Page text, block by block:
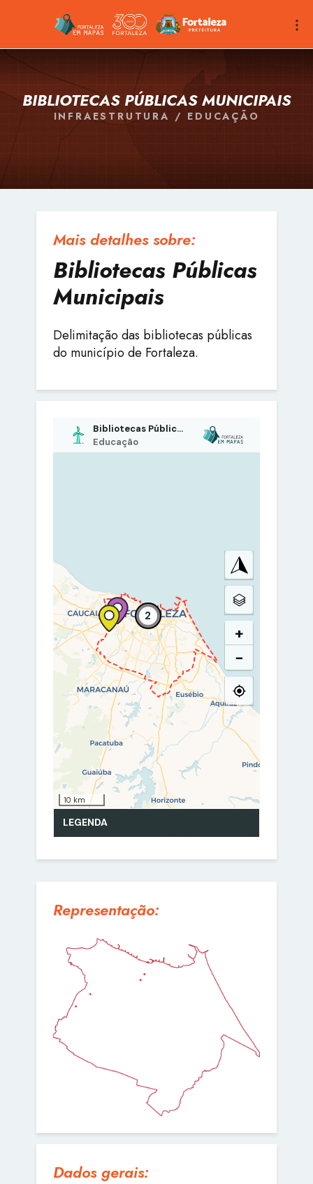
BIBLIOTECAS PÚBLICAS MUNICIPAIS
INFRAESTRUTURA / EDUCAÇÃO
Mais detalhes sobre:
Bibliotecas Públicas
Municipais
Delimitação das bibliotecas públicas
do município de Fortaleza.
Representação:
Dados gerais: